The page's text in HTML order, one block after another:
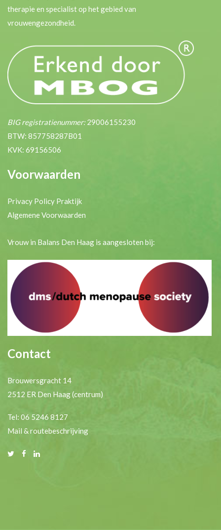
therapie en specialist op het gebied van
vrouwengezondheid.
BIG registratienummer:29006155230
BTW: 857758287B01
KVK: 69156506
Voorwaarden
Privacy Policy Praktijk
Algemene Voorwaarden
Vrouw in Balans Den Haag is aangesloten bij:
Contact
Brouwersgracht 14
2512 ER Den Haag (centrum)
Tel: 06 5246 8127
Mail & routebeschrijving